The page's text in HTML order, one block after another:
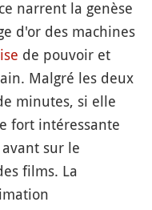
narrent la genèse
d'or des machines
de pouvoir et
Malgré les deux
minutes, si elle
fort intéressante
sur le
films. La